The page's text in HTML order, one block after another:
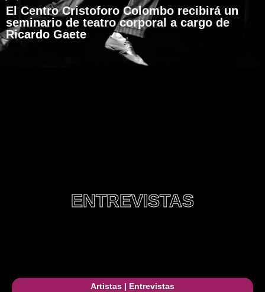
El Centro Cristoforo Colombo recibirá un
seminario de teatro corporal a cargo de
Ricardo Gaete
ENTREVISTAS
Artistas | Entrevistas